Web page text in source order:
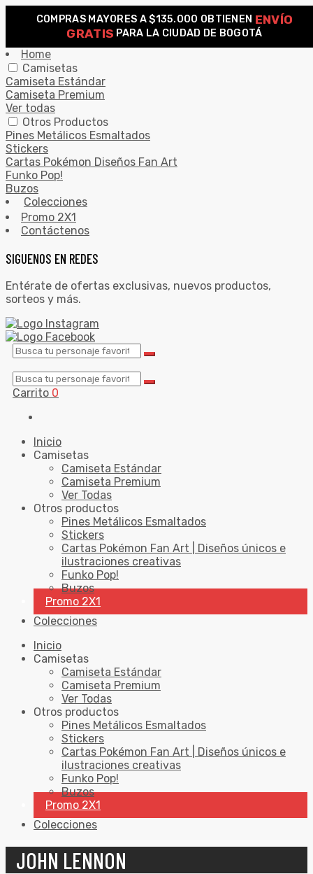
COMPRAS MAYORES A $135.000 OBTIENEN ENVÍO
GRATIS PARA LA CIUDAD DE BOGOTÁ
SEARCH
Home
Camisetas
Camiseta Estándar
Camiseta Premium
Ver todas
Otros Productos
Pines Metálicos Esmaltados
Stickers
Cartas Pokémon Diseños Fan Art
Funko Pop!
Buzos
Colecciones
Promo 2X1
Contáctenos
SIGUENOS EN REDES
Entérate de ofertas exclusivas, nuevos productos,
sorteos y más.
Carrito 0
Inicio
Camisetas
Camiseta Estándar
Camiseta Premium
Ver Todas
Otros productos
Pines Metálicos Esmaltados
Stickers
Cartas Pokémon Fan Art | Diseños únicos e
ilustraciones creativas
Funko Pop!
Buzos
Promo 2X1
Colecciones
Inicio
Camisetas
Camiseta Estándar
Camiseta Premium
Ver Todas
Otros productos
Pines Metálicos Esmaltados
Stickers
Cartas Pokémon Fan Art | Diseños únicos e
ilustraciones creativas
Funko Pop!
Buzos
Promo 2X1
Colecciones
JOHN LENNON